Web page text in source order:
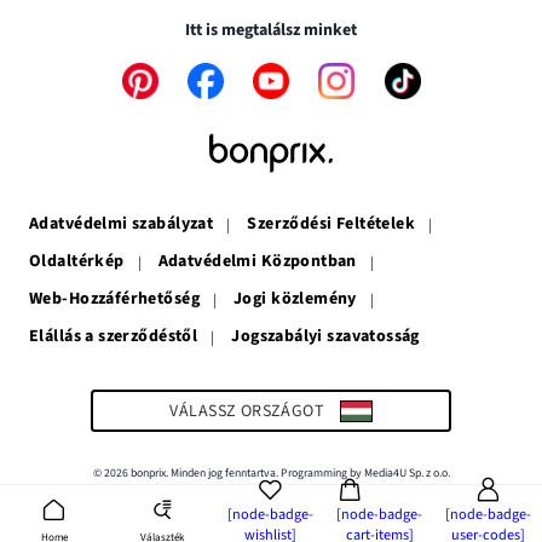
Home Választék
[node-badge-
wishlist]
[node-badge-
cart-items]
[node-badge-
user-codes]
megItt is megtalálsz minket
A
A
új
ablakban
A
ablakban
nyílik
A
A
Adatvédelmi szabályzat
Szerződési Feltételek
Oldaltérkép
Adatvédelmi Központban
Web-Hozzáférhetőség
Jogi közlemény
Elállás a szerződéstől
Jogszabályi szavatosság
A
ablakban
nyílik
meg
VÁLASSZ ORSZÁGOT
© 2026 bonprix. Minden jog fenntartva. Programming by Media4U Sp. z o.o.